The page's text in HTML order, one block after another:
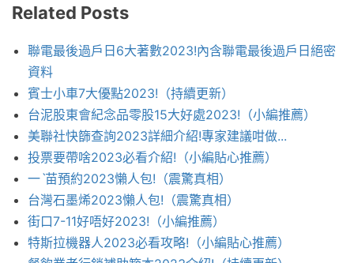
Related Posts
聯電最後過戶日6大著數2023!內含聯電最後過戶日絕密
資料
賓士小車7大優點2023!（持續更新）
台泥股東會紀念品零股15大好處2023!（小編推薦）
美聯社快篩查詢2023詳細介紹!專家建議咁做...
投票要帶啥2023必看介紹!（小編貼心推薦）
一ˋ苗預約2023懶人包!（震驚真相）
台灣石墨烯2023懶人包!（震驚真相）
街口7-11好唔好2023!（小編推薦）
特斯拉機器人2023必看攻略!（小編貼心推薦）